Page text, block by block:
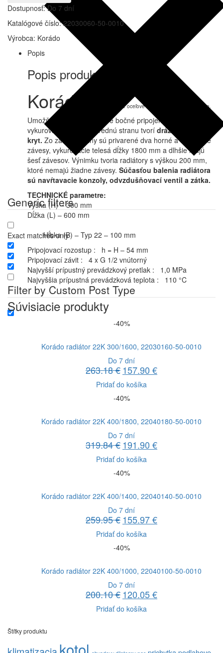
Generic filters
Exact matches only
Filter by Custom Post Type
22030060-
50-
Dostupnosť:Do 7 dní
Katalógové číslo:22030060-50-0010
Výrobca: Korádo
Popis
Popis produktu
Korádo jeoceľové doskové vykurovacie teleso.
Umožňujú ľavé alebo pravé bočné pripojenie na rozvod
vykurovacej sústavy. Prednú stranu tvorí drážkovaný
kryt. Zo zadnej strany sú privarené dva horné a dva dolné
závesy, vykurovacie telesá dĺžky 1800 mm a dlhšie majú
šesť závesov. Výnimku tvoria radiátory s výškou 200 mm,
ktoré nemajú žiadne závesy. Súčasťou balenia radiátora
sú navŕtavacie konzoly, odvzdušňovací ventil a zátka.
TECHNICKÉ parametre:
Výška (H) – 300 mm
Dĺžka (L) – 600 mm
Hĺbka (B) – Typ 22 – 100 mm
Pripojovací rozostup : h = H – 54 mm
Pripojovací závit : 4 x G 1/2 vnútorný
Najvyšší prípustný prevádzkový pretlak : 1,0 MPa
Najvyššia prípustná prevádzková teplota : 110 °C
Súvisiacie produkty
-40%
Korádo radiátor 22K 300/1600, 22030160-50-0010
Do 7 dní
263.18€ Pôvodná
cena
bola:
263.18 €.
157.90 €Aktuálna
Pridať do košíka
-40%
Korádo radiátor 22K 400/1800, 22040180-50-0010
Do 7 dní
319.84€ Pôvodná
cena
bola:
319.84 €.
191.90 €Aktuálna
Pridať do košíka
-40%
Korádo radiátor 22K 400/1400, 22040140-50-0010
Do 7 dní
259.95€ Pôvodná
cena
bola:
259.95 €.
155.97€Aktuálna
Pridať do košíka
-40%
Korádo radiátor 22K 400/1000, 22040100-50-0010
Do 7 dní
200.10€ Pôvodná
cena
bola:
120.05€Aktuálna
Pridať do košíka
Štítky produktu